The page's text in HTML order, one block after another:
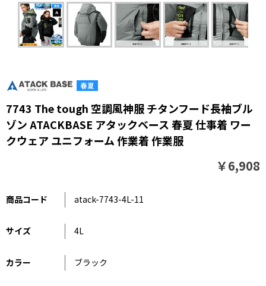
7743 The tough 空調風神服 チタンフード長袖ブル
ゾン ATACKBASE アタックベース 春夏 仕事着 ワー
クウェア ユニフォーム 作業着 作業服
￥6,908
商品コード atack-7743-4L-11
サイズ 4L
カラー ブラック